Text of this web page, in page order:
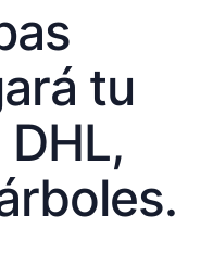
tu